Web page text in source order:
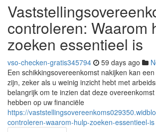
controleren: Waarom
zoeken essentieel is
vso-checken-gratis345794 59 days ago
Een schikkingsovereenkomst nakijken kan
zijn, zeker als u weinig inzicht hebt met
belangrijk om te inzien dat deze
hebben op uw financiële
https://
controleren-waarom-hulp-zoeken-essentieel-is